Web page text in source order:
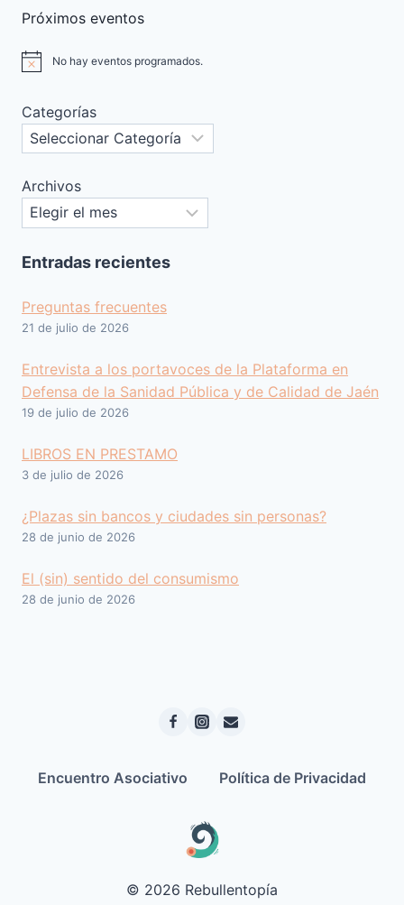
Próximos eventos
Aviso No hay eventos programados.
Categorías
Archivos
Entradas recientes
Preguntas frecuentes
21 de julio de 2026
Entrevista a los portavoces de la Plataforma en
Defensa de la Sanidad Pública y de Calidad de Jaén
19 de julio de 2026
LIBROS EN PRESTAMO
3 de julio de 2026
¿Plazas sin bancos y ciudades sin personas?
28 de junio de 2026
El (sin) sentido del consumismo
28 de junio de 2026
Encuentro Asociativo Política de Privacidad
© 2026 Rebullentopía